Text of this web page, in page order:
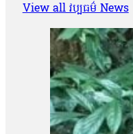
View all វប្បធម៌ News